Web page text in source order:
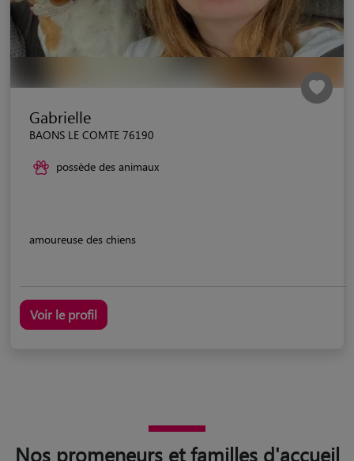
Gabrielle
BAONS LE COMTE 76190
possède des animaux
amoureuse des chiens
Voir le profil
Nos promeneurs et familles d'accueil